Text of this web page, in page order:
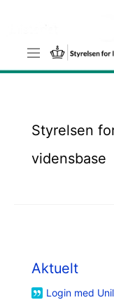
Styrelsen
vidensbase
Aktuelt
Login med